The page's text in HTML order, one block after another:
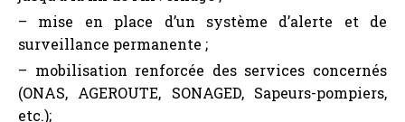
– mise en place d’un système d’alerte et de
surveillance permanente ;
– mobilisation renforcée des services concernés
(ONAS, AGEROUTE, SONAGED, Sapeurs-pompiers,
etc.);